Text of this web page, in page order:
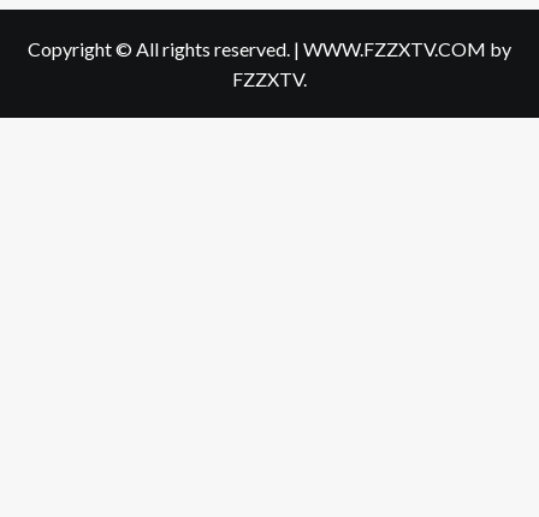
Copyright © All rights reserved. | WWW.FZZXTV.COM by
FZZXTV.